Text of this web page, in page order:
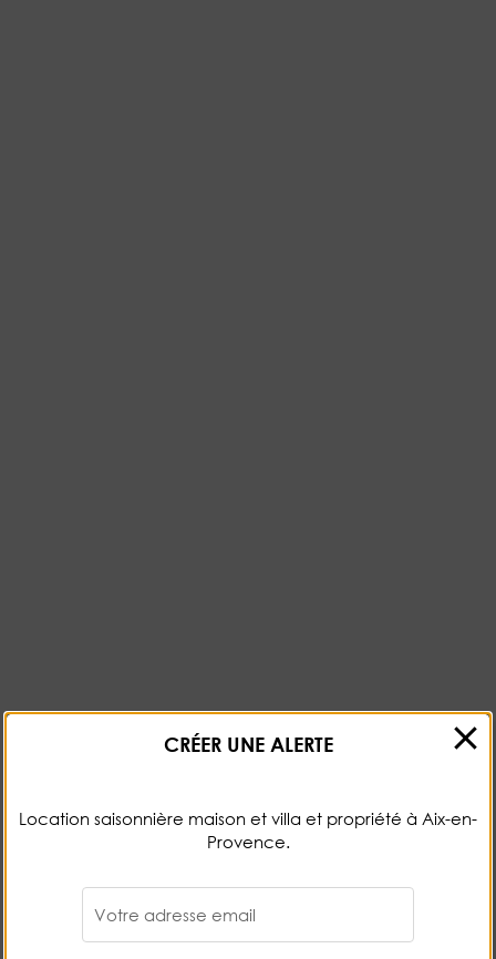
CRÉER UNE ALERTE
Location saisonnière maison et villa et propriété à Aix-en-
Provence.
Votre adresse email